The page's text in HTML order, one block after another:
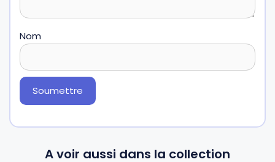
Nom
A voir aussi dans la collection